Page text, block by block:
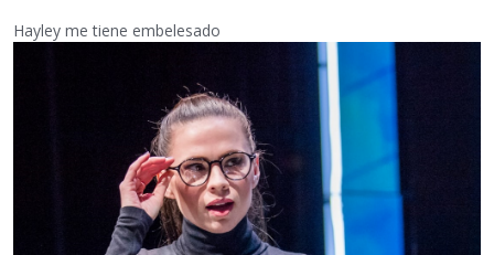
Hayley me tiene embelesado